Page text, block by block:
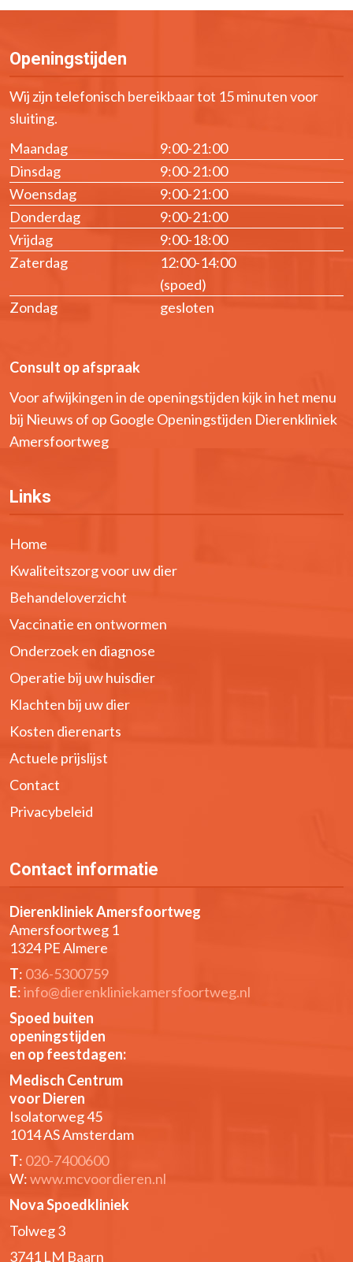
Openingstijden
Wij zijn telefonisch bereikbaar tot 15 minuten voor
sluiting.
Maandag
9:00-21:00
Dinsdag
9:00-21:00
Woensdag
9:00-21:00
Donderdag
9:00-21:00
Vrijdag
9:00-18:00
Zaterdag
12:00-14:00
(spoed)
Zondag
gesloten
Consult op afspraak
Voor afwijkingen in de openingstijden kijk in het menu
bij Nieuws of op Google Openingstijden Dierenkliniek
Amersfoortweg
Links
Home
Kwaliteitszorg voor uw dier
Behandeloverzicht
Vaccinatie en ontwormen
Onderzoek en diagnose
Operatie bij uw huisdier
Klachten bij uw dier
Kosten dierenarts
Actuele prijslijst
Contact
Privacybeleid
Contact informatie
Dierenkliniek Amersfoortweg
Amersfoortweg 1
1324 PE Almere
T: 036-5300759
E:info@dierenkliniekamersfoortweg.nl
Spoed buiten
openingstijden
en op feestdagen:
Medisch Centrum
voor Dieren
Isolatorweg 45
1014 AS Amsterdam
T: 020-7400600
W:www.mcvoordieren.nl
Nova Spoedkliniek
Tolweg 3
3741 LM Baarn